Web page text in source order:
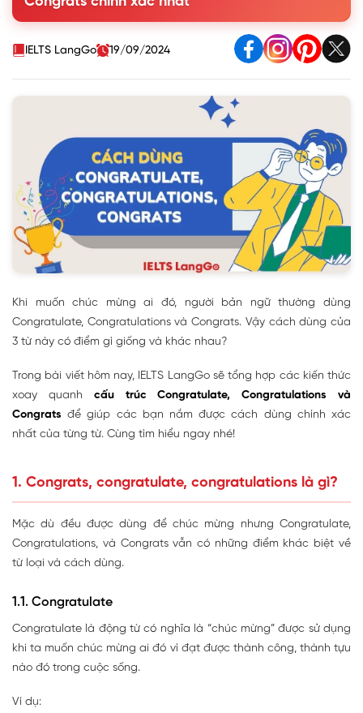
2. Cấu trúc và cách sử dụng congratulate, congratulations,
congrats
3. Một số cấu trúc có ý nghĩa tương đương với
Congratulate/Congratulations
4. Mẫu câu bày tỏ sự chúc mừng trong tiếng Anh
IELTS LangGo 19/09/2024
Khi muốn chúc mừng ai đó, người bản ngữ thường dùng
Congratulate, Congratulations và Congrats. Vậy cách dùng của
3 từ này có điểm gì giống và khác nhau?
Trong bài viết hôm nay, IELTS LangGo sẽ tổng hợp các kiến thức
xoay quanh cấu trúc Congratulate, Congratulations và
Congrats để giúp các bạn nắm được cách dùng chính xác
nhất của từng từ. Cùng tìm hiểu ngay nhé!
1. Congrats, congratulate, congratulations là gì?
Mặc dù đều được dùng để chúc mừng nhưng Congratulate,
Congratulations, và Congrats vẫn có những điểm khác biệt về
từ loại và cách dùng.
1.1. Congratulate
Congratulate là động từ có nghĩa là “chúc mừng” được sử dụng
khi ta muốn chúc mừng ai đó vì đạt được thành công, thành tựu
nào đó trong cuộc sống.
Ví dụ: